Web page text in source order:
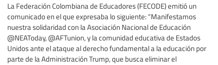
La Federación Colombiana de Educadores (FECODE) emitió un
comunicado en el que expresaba lo siguiente: “Manifestamos
nuestra solidaridad con la Asociación Nacional de Educación
@NEAToday, @AFTunion, y la comunidad educativa de Estados
Unidos ante el ataque al derecho fundamental a la educación por
parte de la Administración Trump, que busca eliminar el